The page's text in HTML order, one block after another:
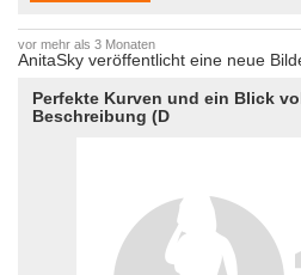
vor mehr als 3 Monaten
AnitaSky veröffentlicht eine neue
Perfekte Kurven und ein Blick
Beschreibung (D